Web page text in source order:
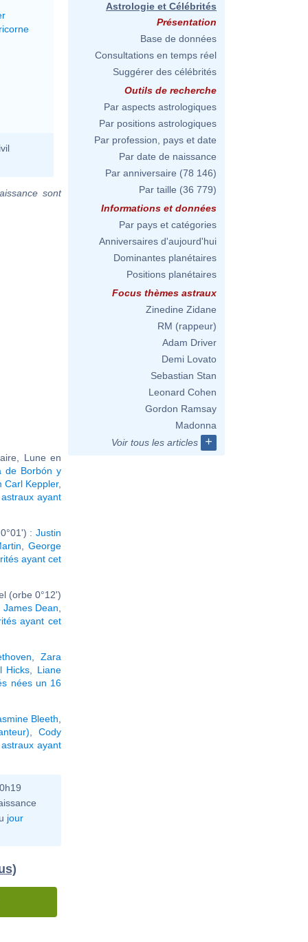
sont
Lune en
de Borbón y
Carl Keppler,
ayant
: Justin
George
ayant cet
(orbe 0°12')
James Dean
ayant cet
Zara
Hicks
Liane
nées un 16
Bleeth
Cody
ayant
jour
Astrologie et Célébrités
Présentation
Base de données
Consultations en temps réel
Suggérer des célébrités
Outils de recherche
Par aspects astrologiques
Par positions astrologiques
Par profession, pays et date
Par date de naissance
Par anniversaire (78 146)
Par taille (36 779)
Informations et données
Par pays et catégories
Anniversaires d'aujourd'hui
Dominantes planétaires
Positions planétaires
Focus thèmes astraux
Zinedine Zidane
RM (rappeur)
Adam Driver
Demi Lovato
Sebastian Stan
Leonard Cohen
Gordon Ramsay
Madonna
Voir tous les articles
+